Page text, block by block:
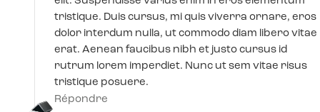
tristique. Duis cursus, mi quis viverra ornare, eros
dolor interdum nulla, ut commodo diam libero vitae
erat. Aenean faucibus nibh et justo cursus id
rutrum lorem imperdiet. Nunc ut sem vitae risus
tristique posuere.
Répondre